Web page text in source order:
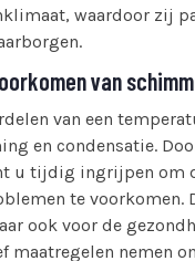
waardoor zij
van
van een
en condensatie.
u tijdig ingrijpen om
te
ook voor de
maatregelen nemen